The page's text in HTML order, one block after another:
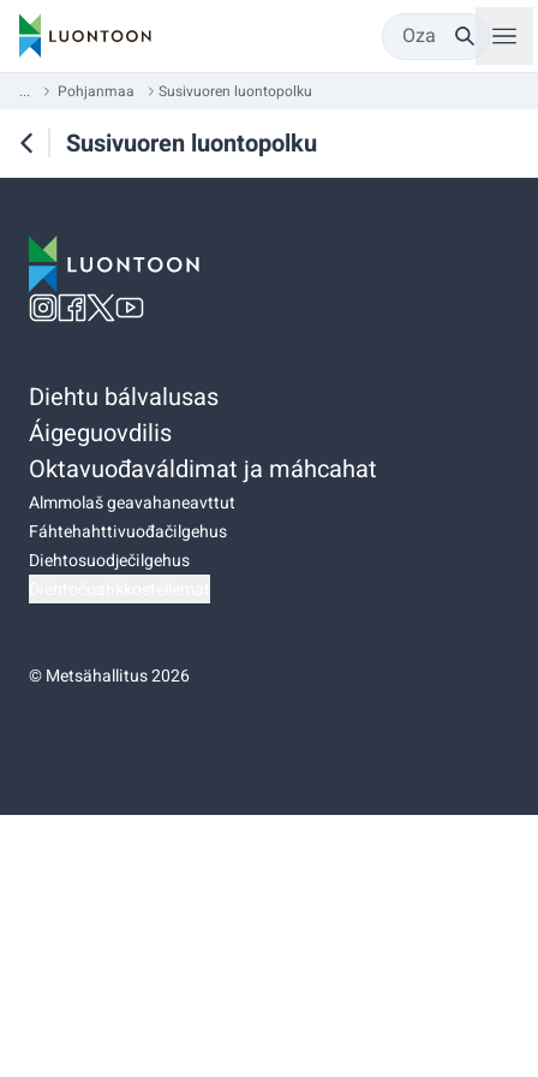
Oza
... Pohjanmaa Susivuoren luontopolku
Susivuoren luontopolku
Diehtu bálvalusas
Áigeguovdilis
Oktavuođaváldimat ja máhcahat
Almmolaš geavahaneavttut
Fáhtehahttivuođačilgehus
Diehtosuodječilgehus
©Metsähallitus 2026